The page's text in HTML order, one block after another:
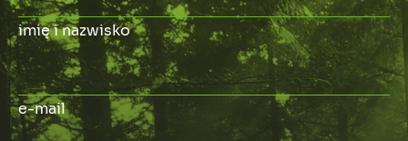
imię i nazwisko
e-mail